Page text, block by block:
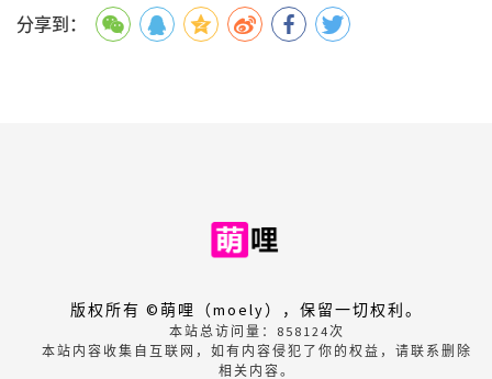
分享到：
版权所有 ©萌哩（moely），保留一切权利。
本站总访问量： 858124次
本站内容收集自互联网，如有内容侵犯了你的权益，请联系删除
相关内容。